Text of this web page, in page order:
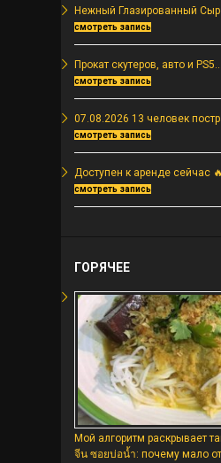
Нежный Глазированный
смотреть запись
Прокат скутеров, авто и PS5...
смотреть запись
07.08.2026 13 человек
смотреть запись
Доступен к аренде сейчас
смотреть запись
ГОРЯЧЕЕ
Мой алгоритм раскрывает
จีน ซอยบ่อน้ำ: почему мало